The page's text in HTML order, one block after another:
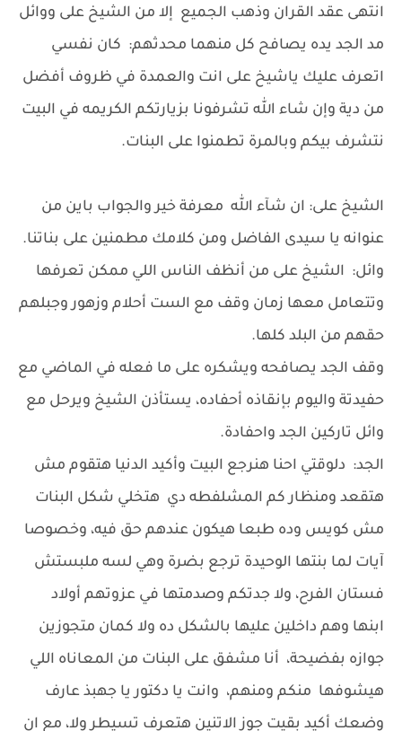
انتهى عقد القران وذهب الجميع إلا من الشيخ على ووائل
مد الجد يده يصافح كل منهما محدثهم: كان نفسي
اتعرف عليك ياشيخ على انت والعمدة في ظروف أفضل
من دية وإن شاء الله تشرفونا بزيارتكم الكريمه في البيت
نتشرف بيكم وبالمرة تطمنوا على البنات.
الشيخ على: ان شآء الله معرفة خير والجواب باين من
عنوانه يا سيدى الفاضل ومن كلامك مطمنين على بناتنا.
وائل: الشيخ على من أنظف الناس اللي ممكن تعرفها
وتتعامل معها زمان وقف مع الست أحلام وزهور وجبلهم
حقهم من البلد كلها.
وقف الجد يصافحه ويشكره على ما فعله في الماضي مع
حفيدتة واليوم بإنقاذه أحفاده، يستأذن الشيخ ويرحل مع
وائل تاركين الجد واحفادة.
الجد: دلوقتي احنا هنرجع البيت وأكيد الدنيا هتقوم مش
هتقعد ومنظار كم المشلفطه دي هتخلي شكل البنات
مش كويس وده طبعا هيكون عندهم حق فيه، وخصوصا
آيات لما بنتها الوحيدة ترجع بضرة وهي لسه ملبستش
فستان الفرح، ولا جدتكم وصدمتها في عزوتهم أولاد
ابنها وهم داخلين عليها بالشكل ده ولا كمان متجوزين
جوازه بفضيحة، أنا مشفق على البنات من المعاناه اللي
هيشوفها منكم ومنهم، وانت يا دكتور يا جهبذ عارف
وضعك أكيد بقيت جوز الاتنين هتعرف تسيطر ولا، مع ان